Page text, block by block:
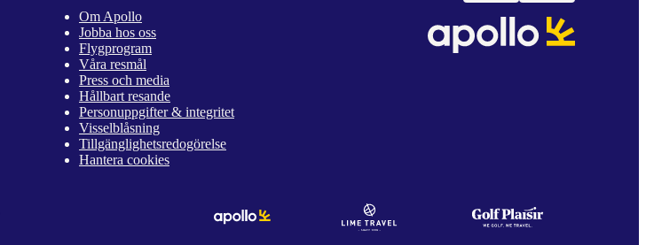
Om Apollo
Jobba hos oss
Flygprogram
Våra resmål
Press och media
Hållbart resande
Personuppgifter & integritet
Visselblåsning
Tillgänglighetsredogörelse
Hantera cookies